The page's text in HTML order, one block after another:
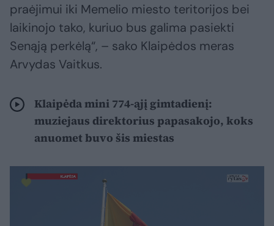
praėjimui iki Memelio miesto teritorijos bei
laikinojo tako, kuriuo bus galima pasiekti
Senąją perkėlą“, – sako Klaipėdos meras
Arvydas Vaitkus.
Klaipėda mini 774-ąjį gimtadienį:
muziejaus direktorius papasakojo, koks
anuomet buvo šis miestas